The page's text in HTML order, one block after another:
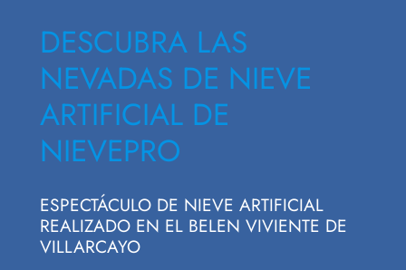
DESCUBRA LAS
NEVADAS DE NIEVE
ARTIFICIAL DE
NIEVEPRO
ESPECTÁCULO DE NIEVE ARTIFICIAL
REALIZADO EN EL BELEN VIVIENTE DE
VILLARCAYO